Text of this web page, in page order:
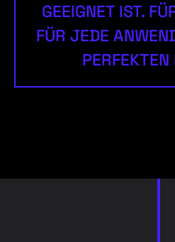
GEEIGNET IST.
FÜR JEDE
PERFEKTEN